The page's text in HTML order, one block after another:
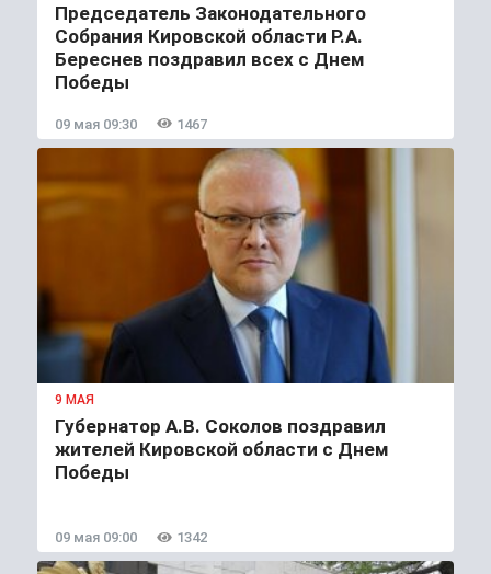
Председатель Законодательного
Собрания Кировской области Р.А.
Береснев поздравил всех с Днем
Победы
09 мая 09:30 1467
9 МАЯ
Губернатор А.В. Соколов поздравил
жителей Кировской области с Днем
Победы
09 мая 09:00 1342